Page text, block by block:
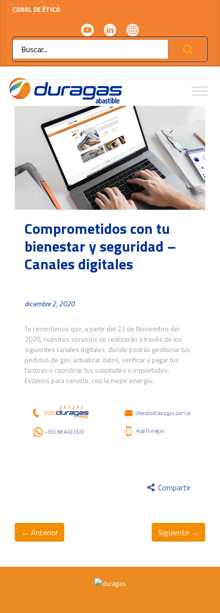
CANAL DE ÉTICA
Ok
Comprometidos con tu
bienestar y seguridad –
Canales digitales
diciembre 2, 2020
Te recordamos que, a partir del 23 de Noviembre del
2020, nuestros servicios se realizarán a través de los
siguientes canales digitales, donde podrás gestionar tus
pedidos de gas, actualizar datos, verificar y pagar tus
facturas o coordinar tus solicitudes o inquietudes.
Estamos para servirte, con la mejor energía.
Compartir
← Anterior Siguiente →